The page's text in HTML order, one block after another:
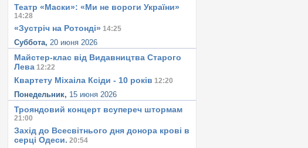
Театр «Маски»: «Ми не вороги України»
14:28
«Зустріч на Ротонді» 14:25
Суббота, 20 июня 2026
Майстер-клас від Видавництва Старого
Лева 12:22
Квартету Міхаіла Ксіди - 10 років 12:20
Понедельник, 15 июня 2026
Трояндовий концерт всупереч штормам
21:00
Захід до Всесвітнього дня донора крові в
серці Одеси. 20:54